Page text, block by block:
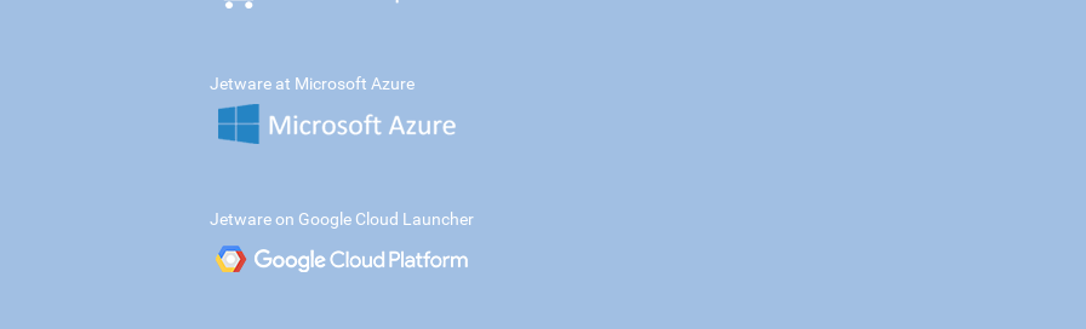
Jetware at Microsoft Azure
Jetware on Google Cloud Launcher